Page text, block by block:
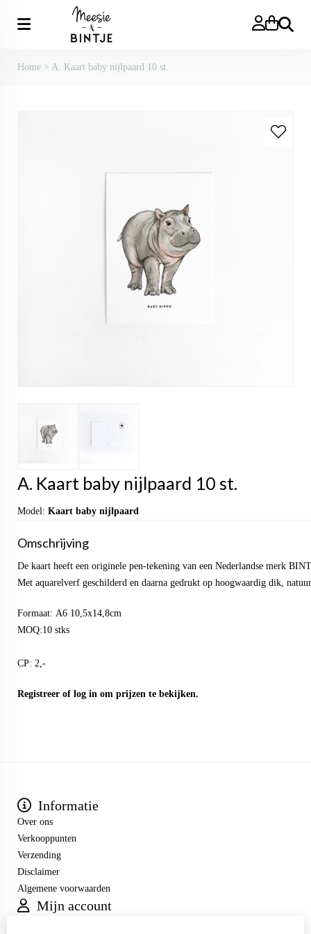
Zoeken
Home > A. Kaart baby nijlpaard 10 st.
A. Kaart baby nijlpaard 10 st.
Model: Kaart baby nijlpaard
Omschrijving
De kaart heeft een originele pen-tekening van een Nederlandse merk
Met aquarelverf geschilderd en daarna gedrukt op hoogwaardig dik,
Formaat: A6 10,5x14,8cm
MOQ:10 stks
CP: 2,-
Registreer of log in om prijzen te bekijken.
Informatie
Over ons
Verkooppunten
Verzending
Disclaimer
Algemene voorwaarden
Mijn account